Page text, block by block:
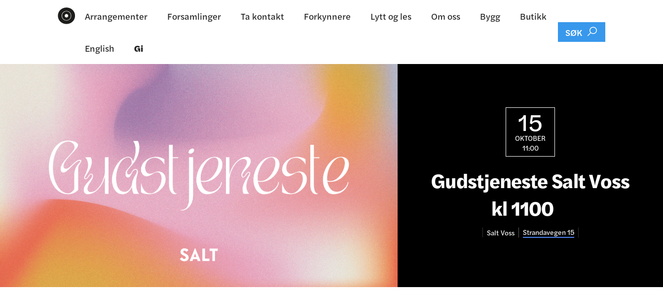
Arrangementer Forsamlinger Ta kontakt Forkynnere Lytt og les Om oss Bygg Butikk
English Gi
SØK 
15
OKTOBER
11:00
Gudstjeneste Salt Voss
kl 1100
Salt Voss Strandavegen 15